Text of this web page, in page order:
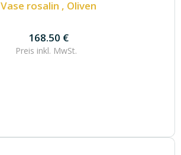
Vase rosalin , Oliven
168.50 €
Preis inkl. MwSt.